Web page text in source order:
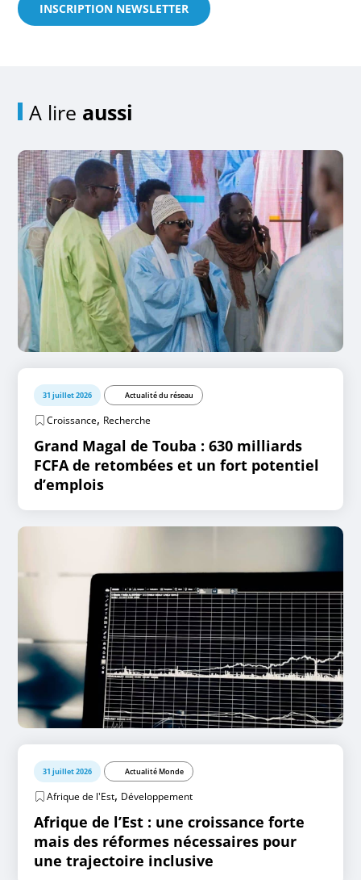
INSCRIPTION NEWSLETTER
A lire aussi
31 juillet 2026 Actualité du réseau
Croissance, Recherche
Grand Magal de Touba : 630 milliards
FCFA de retombées et un fort potentiel
d’emplois
31 juillet 2026 Actualité Monde
Afrique de l'Est, Développement
Afrique de l’Est : une croissance forte
mais des réformes nécessaires pour
une trajectoire inclusive